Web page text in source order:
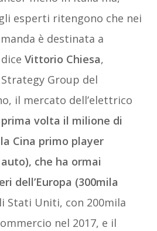
esperti ritengono che nei
è destinata a
Vittorio Chiesa,
Group del
il mercato dell’elettrico
volta il milione di
Cina primo player
che ha ormai
dell’Europa (300mila
Stati Uniti, con 200mila
nel 2017, e il